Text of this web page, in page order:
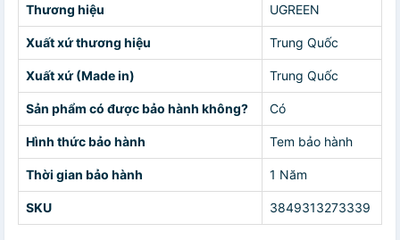
Thương hiệu UGREEN
Xuất xứ thương hiệu Trung Quốc
Xuất xứ (Made in) Trung Quốc
Sản phẩm có được bảo hành không? Có
Hình thức bảo hành Tem bảo hành
Thời gian bảo hành 1 Năm
SKU 3849313273339